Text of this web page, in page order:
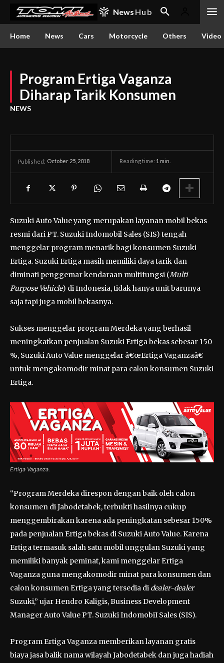
News Hub
Home News Cars Motorcycle Others Video
Program Ertiga Vaganza
Diharap Tarik Konsumen
NEWS
Published: October 25, 2018 Reading time: 1 min.
Suzuki Auto Value yang merupakan layanan mobil bekas
resmi dari PT. Suzuki Indomobil Sales (SIS) tengah
menggelar program menarik bagi konsumen Suzuki
Ertiga. Suzuki Ertiga masih memiliki daya tarik dan
diminati penggemar kendaraan multifungsi (Multi
Purpose Vehicle) di Indonesia, tidak hanya unit barunya
saja tapi juga mobil bekasnya.
Sukses menggelar program Merdeka yang berhasil
meningkatkan penjualan Suzuki Ertiga bekas sebesar 150
%, Suzuki Auto Value menggelar â€œErtiga Vaganzaâ€
untuk mengakomodir minat para calon konsumen Suzuki
Ertiga.
Ertiga Vaganza.
“Program Merdeka direspon dengan baik oleh calon
konsumen di Jabodetabek, terbukti hasilnya cukup
menggembirakan karena ada peningkatan sebesar 150%
pada penjualan Ertiga bekas di Suzuki Auto Value. Karena
Ertiga termasuk salah satu mobil unggulan Suzuki yang
memiliki banyak peminat, kami menggelar Ertiga
Vaganza guna mengakomodir minat para konsumen dan
calon konsumen Ertiga yang tersedia di dealer-dealer
Suzuki,” ujar Hendro Kaligis, Business Development
Manager Auto Value PT. Suzuki IndomobiI Sales (SIS).
Program Ertiga Vaganza memberikan layanan gratis
biaya jasa balik nama wilayah Jabodetabek dan juga hadiah